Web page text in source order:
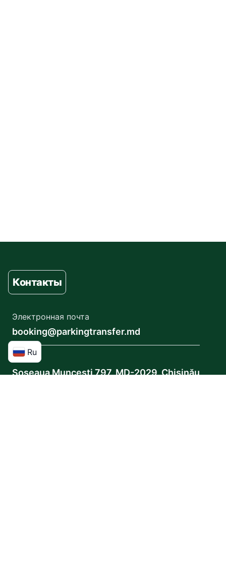
Ru
Контакты
Электронная почта
booking@parkingtransfer.md
Адрес
Șoseaua Muncești 797, MD-2029, Chișinău